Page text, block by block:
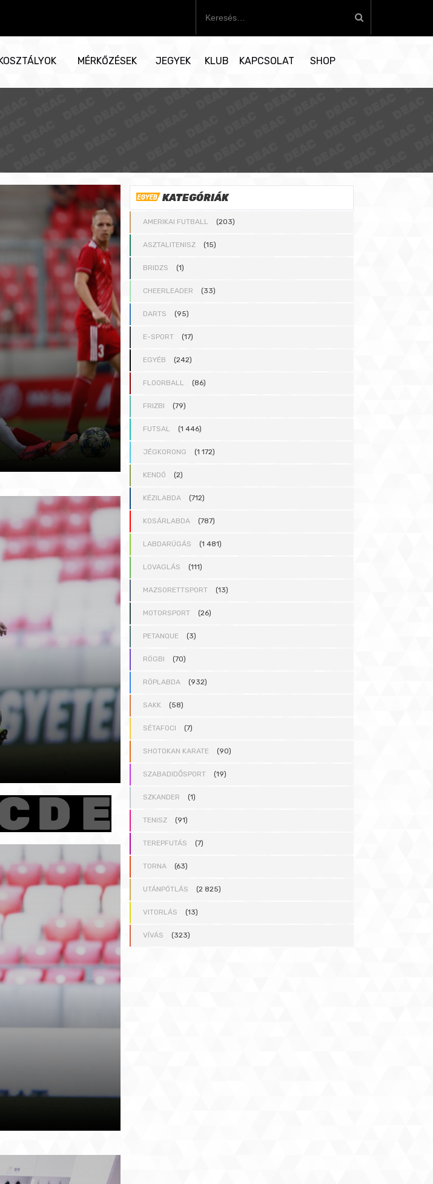
r
MÉRKŐZÉSEK JEGYEK KLUB KAPCSOLAT SHOP
KATEGÓRIÁK
AMERIKAI FUTBALL (203)
ASZTALITENISZ (15)
BRIDZS (1)
CHEERLEADER (33)
DARTS (95)
E-SPORT (17)
EGYÉB (242)
FLOORBALL (86)
FRIZBI (79)
FUTSAL (1 446)
JÉGKORONG (1 172)
KENDÓ (2)
KÉZILABDA (712)
KOSÁRLABDA (787)
LABDARÚGÁS (1 481)
LOVAGLÁS (111)
MAZSORETTSPORT (13)
MOTORSPORT (26)
PETANQUE (3)
RÖGBI (70)
RÖPLABDA (932)
SAKK (58)
SÉTAFOCI (7)
SHOTOKAN KARATE (90)
SZABADIDŐSPORT (19)
SZKANDER (1)
TENISZ (91)
TEREPFUTÁS (7)
TORNA (63)
UTÁNPÓTLÁS (2 825)
VITORLÁS (13)
VÍVÁS (323)